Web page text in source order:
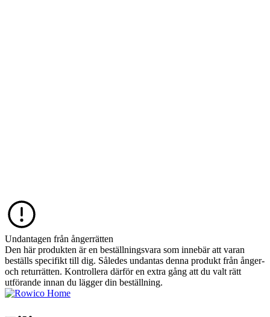
Undantagen från ångerrätten
Den här produkten är en beställningsvara som innebär att varan
beställs specifikt till dig. Således undantas denna produkt från ånger-
och returrätten. Kontrollera därför en extra gång att du valt rätt
utförande innan du lägger din beställning.